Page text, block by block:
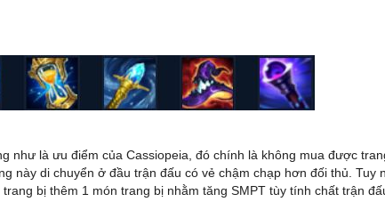
như là ưu điểm của Cassiopeia, đó chính là không mua được
này di chuyển ở đầu trận đấu có vẻ chậm chạp hơn đối thủ. Tuy
bị thêm 1 món trang bị nhằm tăng SMPT tùy tính chất trận